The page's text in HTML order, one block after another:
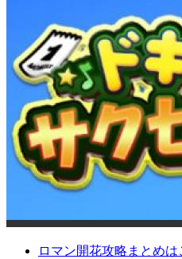
ロマン開花攻略まとめは